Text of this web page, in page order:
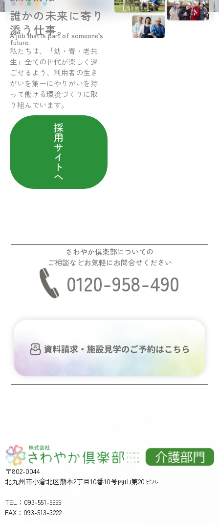
誰かの未来に寄り
添う仕事。
A job that is part of someone’s
future.
私たちは、「幼・青・老共
生」全ての世代が楽しく過
ごせるよう、利用者の生き
がいを第一にやりがいを持
って働ける環境づくりに取
り組んでいます。
採
用
サ
イ
ト
へ
さわやか倶楽部についての
ご相談などお気軽にお問合せください
0120-958-490
〒802-0044
北九州市小倉北区熊本2丁目10番10号内山第20ビル
TEL：093-551-5555
FAX：093-513-3222